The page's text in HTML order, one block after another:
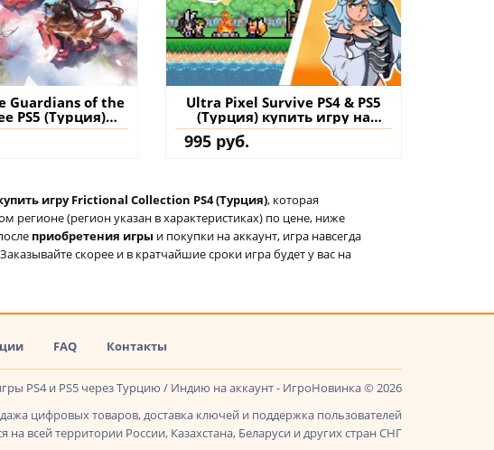
Guardians of the
PS5 (Турция)
на аккаунт
Ultra Pixel Survive PS4 & PS5
(Турция) купить игру на
аккаунт
995 руб.
игру Frictional Collection PS4 (Турция), которая
регионе (регион указан в характеристиках) по цене, ниже
приобретения игры и покупки на аккаунт, игра навсегда
скорее и в кратчайшие сроки игра будет у вас на
FAQ Контакты
PS4 и PS5 через Турцию / Индию на аккаунт - ИгроНовинка © 2026
цифровых товаров, доставка ключей и поддержка пользователей
на всей территории России, Казахстана, Беларуси и других стран СНГ